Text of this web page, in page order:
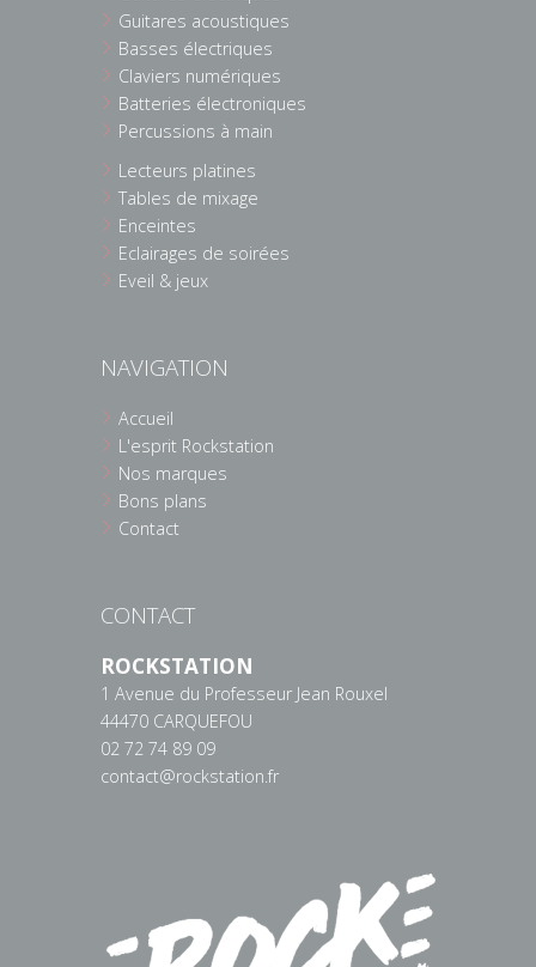
Guitares acoustiques
Basses électriques
Claviers numériques
Batteries électroniques
Percussions à main
Lecteurs platines
Tables de mixage
Enceintes
Eclairages de soirées
Eveil & jeux
NAVIGATION
Accueil
L'esprit Rockstation
Nos marques
Bons plans
Contact
CONTACT
ROCKSTATION
1 Avenue du Professeur Jean Rouxel
44470 CARQUEFOU
02 72 74 89 09
contact@rockstation.fr